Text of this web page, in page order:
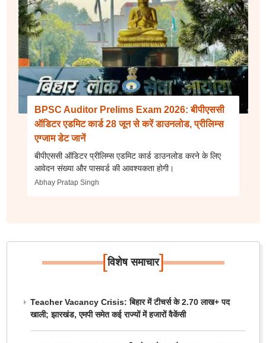
BPSC Auditor Prelims Exam 2026: बीपीएससी
ऑडिटर एडमिट कार्ड 28 जून से करें डाउनलोड, प्रीलिम्स
एग्जाम डेट जानें
बीपीएससी ऑडिटर प्रीलिम्स एडमिट कार्ड डाउनलोड करने के लिए
आवेदन संख्या और पासवर्ड की आवश्यकता होगी।
Abhay Pratap Singh
[विशेष समाचार]
Teacher Vacancy Crisis: बिहार में टीचर्स के 2.70 लाख+ पद
खाली; झारखंड, एमपी समेत कई राज्यों में हजारों वैकेंसी